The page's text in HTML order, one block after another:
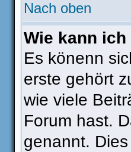
Nach oben
Wie kann
Es könenn
erste gehört
wie viele
Forum hast.
genannt.